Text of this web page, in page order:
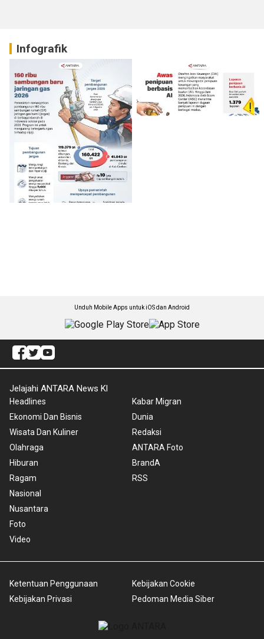
Infografik
Unduh Mobile Apps untuk iOS dan Android
Jelajahi ANTARA News Kl
Headlines
Ekonomi Dan Bisnis
Wisata Dan Kuliner
Olahraga
Hiburan
Ragam
Nasional
Nusantara
Foto
Video
Kabar Migran
Dunia
Redaksi
ANTARA Foto
BrandA
RSS
Ketentuan Penggunaan
Kebijakan Privasi
Kebijakan Cookie
Pedoman Media Siber